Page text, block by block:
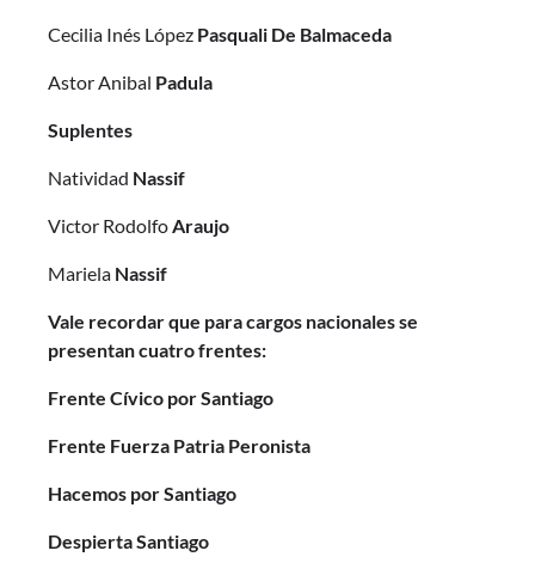
Cecilia Inés López Pasquali De Balmaceda
Astor Anibal Padula
Suplentes
Natividad Nassif
Victor RodolfoAraujo
Mariela Nassif
Vale recordar que para cargos nacionales se
presentan cuatro frentes:
Frente Cívico por Santiago
Frente Fuerza Patria Peronista
Hacemos por Santiago
Despierta Santiago